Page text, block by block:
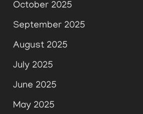
October 2025
September 2025
August 2025
July 2025
June 2025
May 2025